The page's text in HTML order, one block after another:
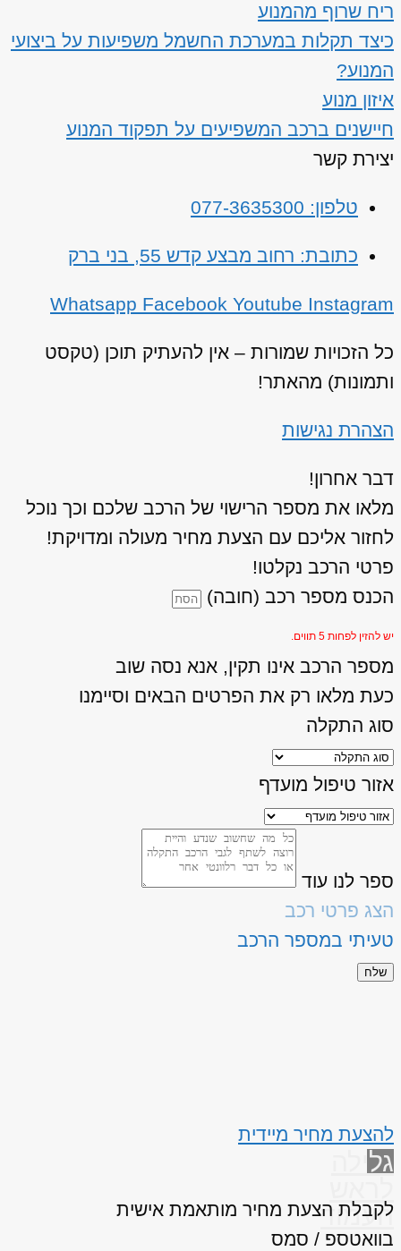
ריח שרוף מהמנוע
כיצד תקלות במערכת החשמל משפיעות על ביצועי
המנוע?
איזון מנוע
חיישנים ברכב המשפיעים על תפקוד המנוע
יצירת קשר
טלפון: 077-3635300
כתובת: רחוב מבצע קדש 55, בני ברק
Whatsapp Facebook Youtube Instagram
כל הזכויות שמורות – אין להעתיק תוכן (טקסט
ותמונות) מהאתר!
הצהרת נגישות
דבר אחרון!
מלאו את מספר הרישוי של הרכב שלכם וכך נוכל
לחזור אליכם עם הצעת מחיר מעולה ומדויקת!
פרטי הרכב נקלטו!
הכנס מספר רכב (חובה)
יש להזין לפחות 5 תווים.
מספר הרכב אינו תקין, אנא נסה שוב
כעת מלאו רק את הפרטים הבאים וסיימנו
סוג התקלה
אזור טיפול מועדף
ספר לנו עוד
הצג פרטי רכב
טעיתי במספר הרכב
שלח
להצעת מחיר מיידית
גלילה
העמוד
לקבלת הצעת מחיר מותאמת אישית
בוואטספ / סמס